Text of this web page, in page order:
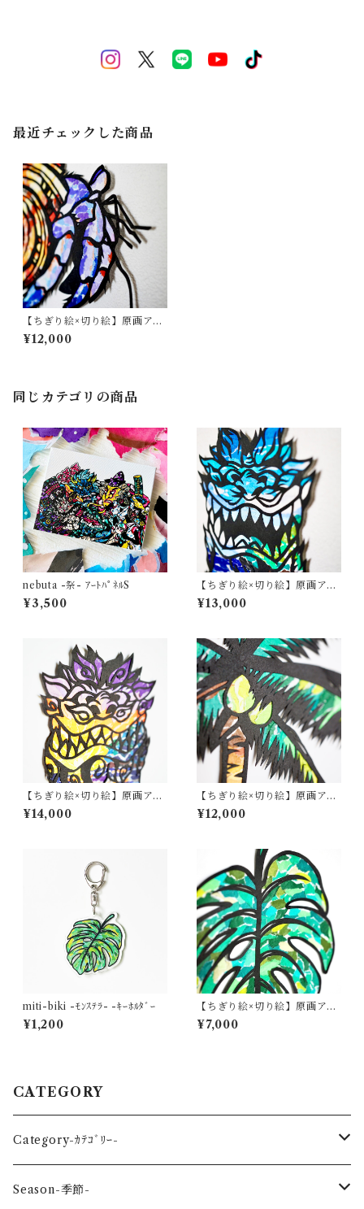
最近チェックした商品
【ちぎり絵×切り絵】原画アー
ト『yado-kari（ムラサキオ
カヤドカリ）』
¥12,000
同じカテゴリの商品
nebuta -祭- ｱｰﾄﾊﾟﾈﾙS
¥3,500
【ちぎり絵×切り絵】原画アー
ト『A-jin（阿神シーサー）』
沖縄・守り神
¥13,000
【ちぎり絵×切り絵】原画アー
ト『Un-jin（吽神シーサ
ー）』沖縄・守り神・一点も
¥14,000
【ちぎり絵×切り絵】原画アー
ト『yashi-noki（ヤシの
木）』
¥12,000
miti-biki -ﾓﾝｽﾃﾗ- -ｷｰﾎﾙﾀﾞｰ
¥1,200
【ちぎり絵×切り絵】原画アー
ト『mon-stera（モンステ
ラ）』
¥7,000
CATEGORY
Category-ｶﾃｺﾞﾘｰ-
reptile-爬虫類-
Season-季節-